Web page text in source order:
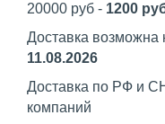
20000 руб - 1200
Доставка возможна
11.08.2026
Доставка по РФ и
компаний